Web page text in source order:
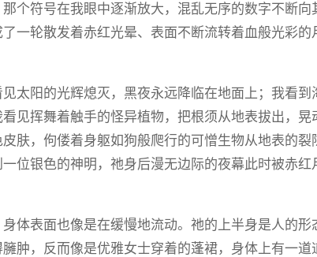
个符号在我眼中逐渐放大，混乱无序的数字不断向
一轮散发着赤红光晕、表面不断流转着血般光彩的
太阳的光辉熄灭，黑夜永远降临在地面上；我看到
见挥舞着触手的怪异植物，把根须从地表拔出，晃
肤，佝偻着身躯如狗般爬行的可憎生物从地表的裂
位银色的神明，祂身后漫无边际的夜幕此时被赤红
体表面也像是在缓慢地流动。祂的上半身是人的形
肿，反而像是优雅女士穿着的蓬裙，身体上有一道